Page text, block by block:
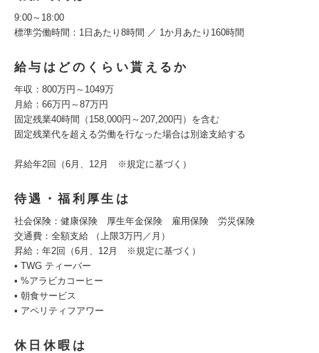
9:00～18:00
標準労働時間：1日あたり8時間 ／ 1か月あたり160時間
給与はどのくらい貰えるか
年収：800万円～1049万
月給：66万円～87万円
固定残業40時間（158,000円～207,200円）を含む
固定残業代を超える労働を行なった場合は別途支給する
昇給年2回（6月、12月 ※規定に基づく）
待遇・福利厚生は
社会保険：健康保険 厚生年金保険 雇用保険 労災保険
交通費：全額支給 （上限3万円／月）
昇給：年2回（6月、12月 ※規定に基づく）
• TWG ティーバー
• %アラビカコーヒー
• 朝食サービス
• アペリティフアワー
休日休暇は